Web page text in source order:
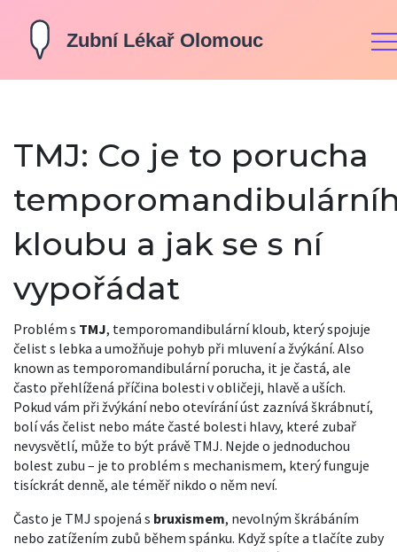
TMJ: Co je to porucha
kloubu a jak se s ní
vypořádat
Problém s TMJ, temporomandibulární kloub, který spojuje
čelist s lebka a umožňuje pohyb při mluvení a žvýkání. Also
known as temporomandibulární porucha, it je častá, ale
často přehlížená příčina bolesti v obličeji, hlavě a uších.
Pokud vám při žvýkání nebo otevírání úst zaznívá škrábnutí,
bolí vás čelist nebo máte časté bolesti hlavy, které zubař
nevysvětlí, může to být právě TMJ. Nejde o jednoduchou
bolest zubu – je to problém s mechanismem, který funguje
tisíckrát denně, ale téměř nikdo o něm neví.
Často je TMJ spojená s bruxismem, nevolným škrábáním
nebo zatížením zubů během spánku. Když spíte a tlačíte zuby